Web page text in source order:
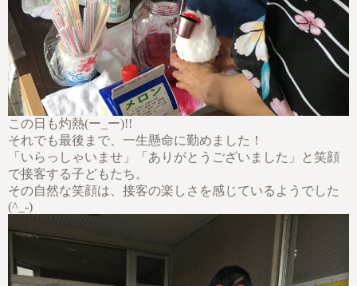
この日も灼熱(ー_ー)!!
それでも最後まで、一生懸命に勤めました！
「いらっしゃいませ」「ありがとうございました」と笑顔
で接客する子どもたち。
その自然な笑顔は、接客の楽しさを感じているようでした
(^_-)